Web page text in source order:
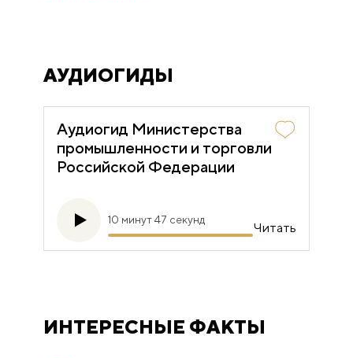
АУДИОГИДЫ
Аудиогид Министерства
промышленности и торговли
Российской Федерации
10 минут 47 секунд
Читать
ИНТЕРЕСНЫЕ ФАКТЫ